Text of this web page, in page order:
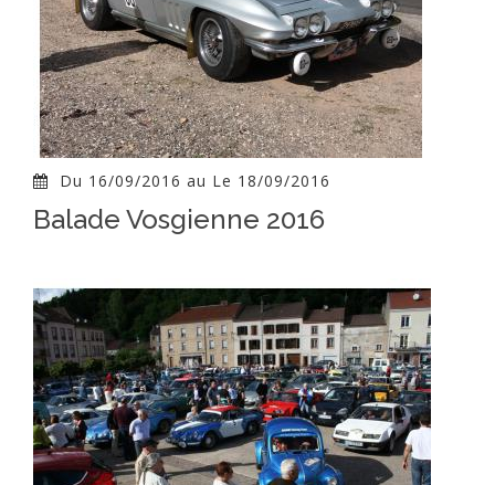
Du 16/09/2016 au Le 18/09/2016
Balade Vosgienne 2016